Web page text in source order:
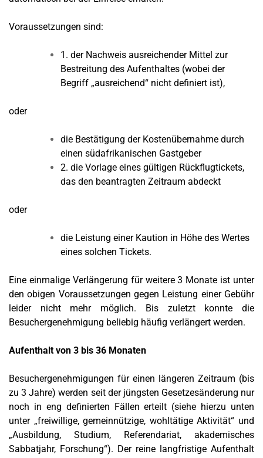
Voraussetzungen sind:
1. der Nachweis ausreichender Mittel zur
Bestreitung des Aufenthaltes (wobei der
Begriff „ausreichend“ nicht definiert ist),
oder
die Bestätigung der Kostenübernahme durch
einen südafrikanischen Gastgeber
2. die Vorlage eines gültigen Rückflugtickets,
das den beantragten Zeitraum abdeckt
oder
die Leistung einer Kaution in Höhe des Wertes
eines solchen Tickets.
Eine einmalige Verlängerung für weitere 3 Monate ist unter
den obigen Voraussetzungen gegen Leistung einer Gebühr
leider nicht mehr möglich. Bis zuletzt konnte die
Besuchergenehmigung beliebig häufig verlängert werden.
Aufenthalt von 3 bis 36 Monaten
Besuchergenehmigungen für einen längeren Zeitraum (bis
zu 3 Jahre) werden seit der jüngsten Gesetzesänderung nur
noch in eng definierten Fällen erteilt (siehe hierzu unten
unter „freiwillige, gemeinnützige, wohltätige Aktivität“ und
„Ausbildung, Studium, Referendariat, akademisches
Sabbatjahr, Forschung“). Der reine langfristige Aufenthalt